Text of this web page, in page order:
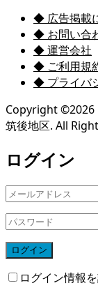
◆ 広告掲載
◆ お問い合
◆ 運営会社
◆ ご利用規
◆ プライバ
Copyright ©2026
筑後地区. All
ログイン
ログイン
ログイン情報